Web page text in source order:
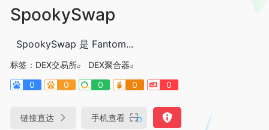
SpookySwap
SpookySwap 是 Fantom...
标签： DEX交易所
DEX聚合器
0
0 0 0 0
链接直达 手机查看